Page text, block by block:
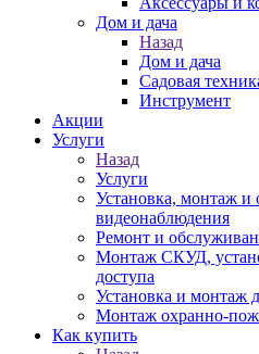
Дом и дача
Назад
Дом и дача
Садовая
Инструмент
Акции
Услуги
Назад
Услуги
Установка, монтаж и
видеонаблюдения
Ремонт и
Монтаж СКУД,
доступа
Установка и монтаж
Монтаж охранно-
Как купить